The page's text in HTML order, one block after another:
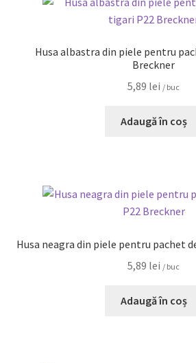
Husa albastra din piele pentru
Breckner
5,89 lei / buc
Adaugă în coș
Husa neagra din piele pentru pachet
5,89 lei / buc
Adaugă în coș